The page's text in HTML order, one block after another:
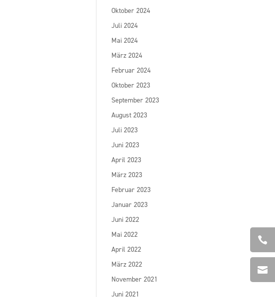
Oktober 2024
Juli 2024
Mai 2024
März 2024
Februar 2024
Oktober 2023
September 2023
August 2023
Juli 2023
Juni 2023
April 2023
März 2023
Februar 2023
Januar 2023
Juni 2022
Mai 2022
April 2022
März 2022
November 2021
Juni 2021

